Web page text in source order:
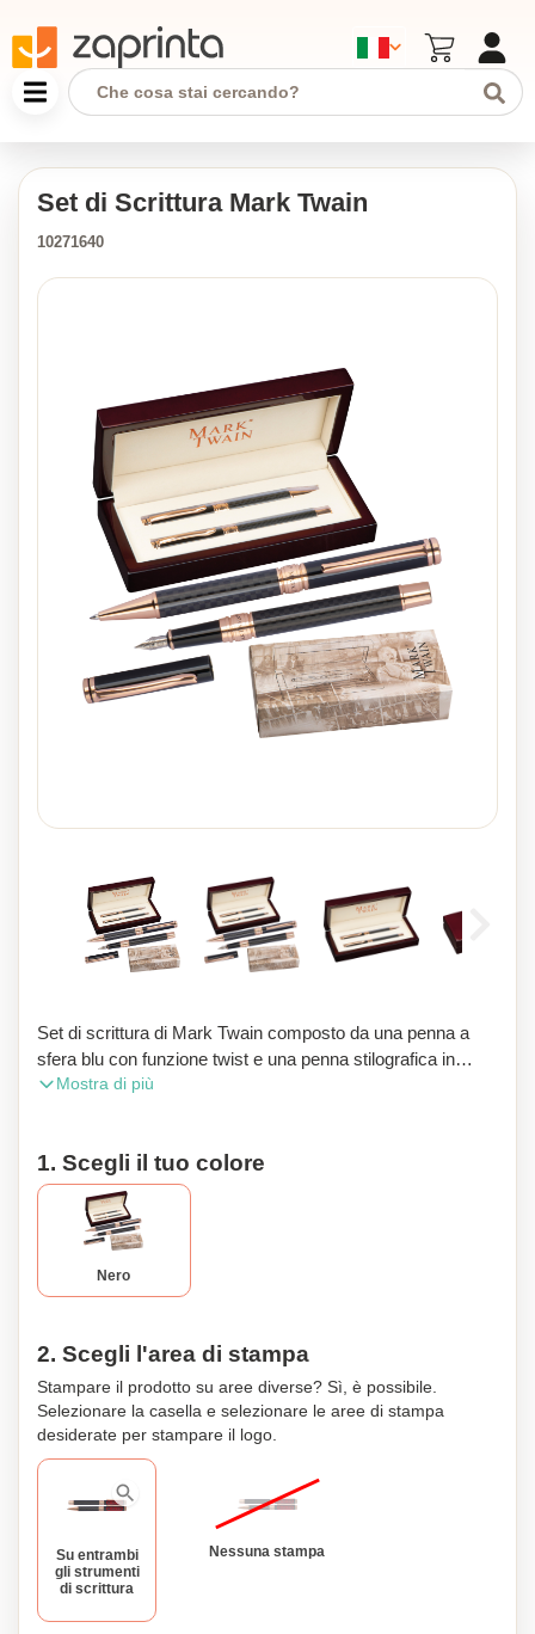
Set di Scrittura Mark Twain
10271640
Set di scrittura di Mark Twain composto da una penna a
sfera blu con funzione twist e una penna stilografica in
metallo dal look carbonio. Questo set viene consegnato in
Personalizzazione disponibile.
Mostra di più
1. Scegli il tuo colore
Nero
2. Scegli l'area di stampa
Stampare il prodotto su aree diverse? Sì, è possibile.
Selezionare la casella e selezionare le aree di stampa
desiderate per stampare il logo.
Su entrambi
gli strumenti
di scrittura
Nessuna stampa